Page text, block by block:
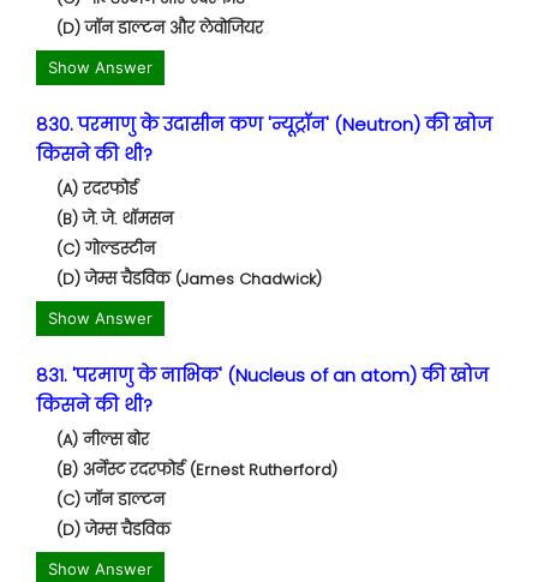
(D) जॉन डाल्टन और लेवोजियर
Show Answer
830. परमाणु के उदासीन कण 'न्यूट्रॉन' (Neutron) की खोज
किसने की थी?
(A) रदरफोर्ड
(B) जे. जे. थॉमसन
(C) गोल्डस्टीन
(D) जेम्स चैडविक (James Chadwick)
Show Answer
831. 'परमाणु के नाभिक' (Nucleus of an atom) की खोज
किसने की थी?
(A) नील्स बोर
(B) अर्नेस्ट रदरफोर्ड (Ernest Rutherford)
(C) जॉन डाल्टन
(D) जेम्स चैडविक
Show Answer